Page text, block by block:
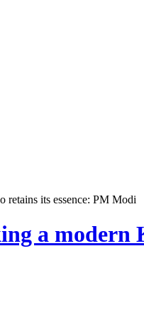
retains its essence: PM Modi
a modern